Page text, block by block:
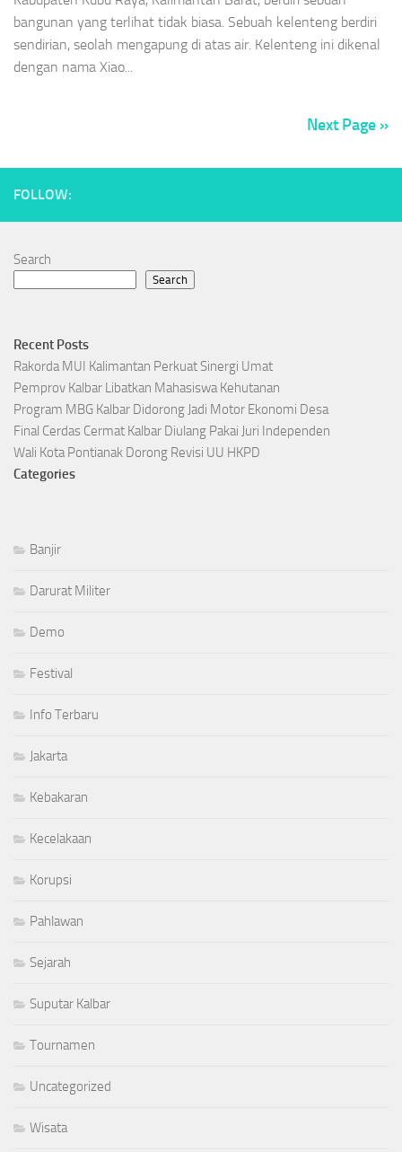
bangunan yang terlihat tidak biasa. Sebuah kelenteng berdiri
sendirian, seolah mengapung di atas air. Kelenteng ini dikenal
dengan nama Xiao...
Next Page »
FOLLOW:
Search
Search
Recent Posts
Rakorda MUI Kalimantan Perkuat Sinergi Umat
Pemprov Kalbar Libatkan Mahasiswa Kehutanan
Program MBG Kalbar Didorong Jadi Motor Ekonomi Desa
Final Cerdas Cermat Kalbar Diulang Pakai Juri Independen
Wali Kota Pontianak Dorong Revisi UU HKPD
Categories
Banjir
Darurat Militer
Demo
Festival
Info Terbaru
Jakarta
Kebakaran
Kecelakaan
Korupsi
Pahlawan
Sejarah
Suputar Kalbar
Tournamen
Uncategorized
Wisata